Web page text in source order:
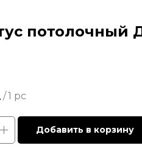
потолочный
/1 pc
Добавить в корзину